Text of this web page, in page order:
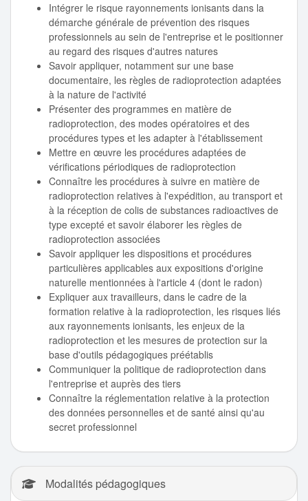
Intégrer le risque rayonnements ionisants dans la
démarche générale de prévention des risques
professionnels au sein de l'entreprise et le positionner
au regard des risques d'autres natures
Savoir appliquer, notamment sur une base
documentaire, les règles de radioprotection adaptées
à la nature de l'activité
Présenter des programmes en matière de
radioprotection, des modes opératoires et des
procédures types et les adapter à l'établissement
Mettre en œuvre les procédures adaptées de
vérifications périodiques de radioprotection
Connaître les procédures à suivre en matière de
radioprotection relatives à l'expédition, au transport et
à la réception de colis de substances radioactives de
type excepté et savoir élaborer les règles de
radioprotection associées
Savoir appliquer les dispositions et procédures
particulières applicables aux expositions d'origine
naturelle mentionnées à l'article 4 (dont le radon)
Expliquer aux travailleurs, dans le cadre de la
formation relative à la radioprotection, les risques liés
aux rayonnements ionisants, les enjeux de la
radioprotection et les mesures de protection sur la
base d'outils pédagogiques préétablis
Communiquer la politique de radioprotection dans
l'entreprise et auprès des tiers
Connaître la réglementation relative à la protection
des données personnelles et de santé ainsi qu'au
secret professionnel
Modalités pédagogiques